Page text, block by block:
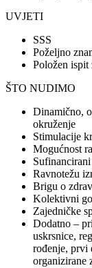
UVJETI
SSS
Poželjno
Položen ispit
ŠTO NUDIMO
Dinamično,
okruženje
Stimulacije
Mogućnost
Ravnotežu
Brigu o
Kolektivni
Zajedničke
Dodatno –
uskrsnice,
rođenje, prvi
organizirane